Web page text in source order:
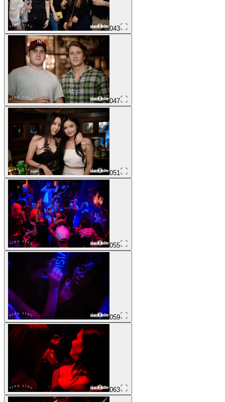
043
047
051
055
059
063